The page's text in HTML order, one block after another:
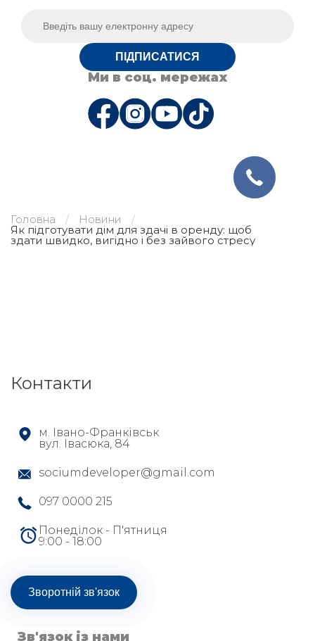
ПІДПИСАТИСЯ
Ми в соц. мережах
Головна Новини
Як підготувати дім для здачі в оренду: щоб
здати швидко, вигідно і без зайвого стресу
Контакти
м. Івано-Франківськ
вул. Івасюка, 84
sociumdeveloper@gmail.com
097 0000 215
Понеділок - П'ятниця
9:00 - 18:00
Зворотній зв'язок
Зв'язок із нами